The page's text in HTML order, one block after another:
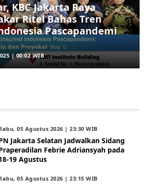
KBC Jakarta Raya
Ritel Bahas Tren
Pascapandemi
| 00:02 WIB
05 Agustus 2026 | 23:30 WIB
Jakarta Selatan Jadwalkan Sidang
Febrie Adriansyah pada
19 Agustus
05 Agustus 2026 | 23:15 WIB